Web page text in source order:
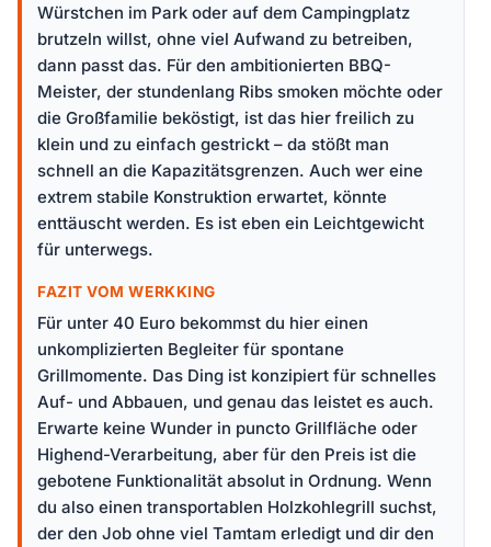
Würstchen im Park oder auf dem Campingplatz
brutzeln willst, ohne viel Aufwand zu betreiben,
dann passt das. Für den ambitionierten BBQ-
Meister, der stundenlang Ribs smoken möchte oder
die Großfamilie beköstigt, ist das hier freilich zu
klein und zu einfach gestrickt – da stößt man
schnell an die Kapazitätsgrenzen. Auch wer eine
extrem stabile Konstruktion erwartet, könnte
enttäuscht werden. Es ist eben ein Leichtgewicht
für unterwegs.
FAZIT VOM WERKKING
Für unter 40 Euro bekommst du hier einen
unkomplizierten Begleiter für spontane
Grillmomente. Das Ding ist konzipiert für schnelles
Auf- und Abbauen, und genau das leistet es auch.
Erwarte keine Wunder in puncto Grillfläche oder
Highend-Verarbeitung, aber für den Preis ist die
gebotene Funktionalität absolut in Ordnung. Wenn
du also einen transportablen Holzkohlegrill suchst,
der den Job ohne viel Tamtam erledigt und dir den